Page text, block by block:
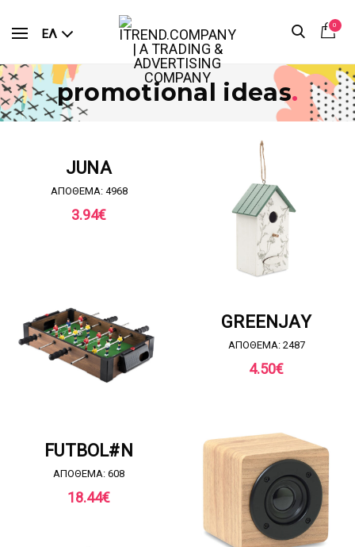
ΕΛ
0
promotional ideas.
JUNA
ΑΠΟΘΕΜΑ: 4968
3.94€
GREENJAY
ΑΠΟΘΕΜΑ: 2487
4.50€
FUTBOL#N
ΑΠΟΘΕΜΑ: 608
18.44€